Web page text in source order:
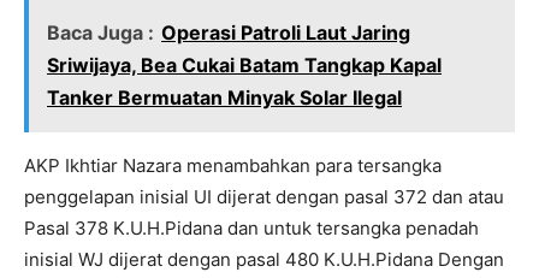
Baca Juga : Operasi Patroli Laut Jaring
Sriwijaya, Bea Cukai Batam Tangkap Kapal
Tanker Bermuatan Minyak Solar Ilegal
AKP Ikhtiar Nazara menambahkan para tersangka
penggelapan inisial UI dijerat dengan pasal 372 dan atau
Pasal 378 K.U.H.Pidana dan untuk tersangka penadah
inisial WJ dijerat dengan pasal 480 K.U.H.Pidana Dengan